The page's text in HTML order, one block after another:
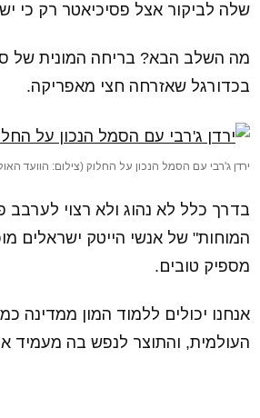
שלה לביקור אצל פסיכיאטר רק כי
מה השלב הבא? בריחה המונית של
בכדורגל שאזרחה חצי מאפריקה.
ירדן ג'רבי עם הסמל הנכון על החלוק (צילום: הוועד
בדרך כלל לא נהוג ולא רצוי
המוחות" של אנשי הייטק ישראלים
מספיק טובים.
אנחנו יכולים ללמוד המון ממדינה
העולמית, והתוצר לנפש בה מעמיד